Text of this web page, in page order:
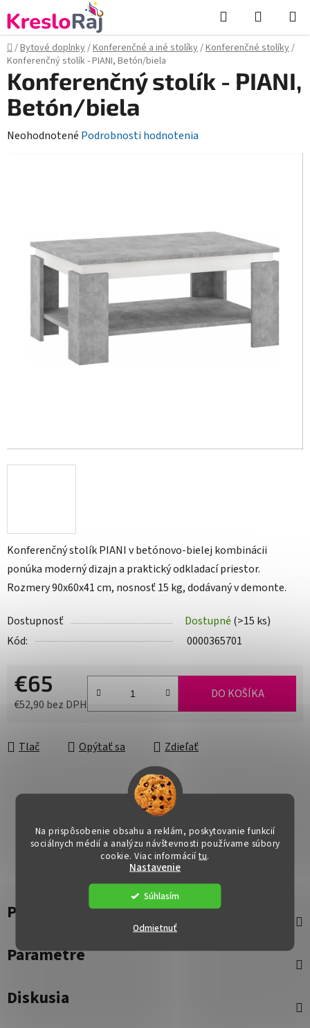
Na prispôsobenie obsahu a reklám, poskytovanie funkcií
sociálnych médií a analýzu návštevnosti používame súbory
cookie. Viac informáciítu.
Nastavenie
Odmietnuť
Súhlasím
na
obsah
Hľadať
KOŠÍK
Domov
/Bytové doplnky/Konferenčné a iné stolíky/Konferenčné stolíky/
Konferenčný stolík - PIANI, Betón/biela
Konferenčný stolík PIANI v betónovo-bielej kombinácii
ponúka moderný dizajn a praktický odkladací priestor.
Rozmery 90x60x41 cm, nosnosť 15 kg, dodávaný v demonte.
Dostupnosť Dostupné (>15 ks)
Kód:
0000365701
€65
€52,90 bez DPH
DO KOŠÍKA
Tlač Opýtať sa Zdieľať
Konferenčný stolík - PIANI,
Betón/biela
Priemerné
hviezdičiek.
Neohodnotené Podrobnosti hodnotenia
Popis
Parametre
Diskusia